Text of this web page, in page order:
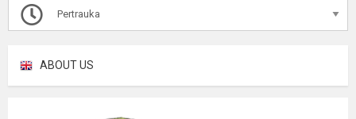
Pertrauka
ABOUT US